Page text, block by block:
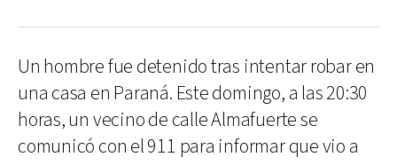
Un hombre fue detenido tras intentar robar en
una casa en Paraná. Este domingo, a las 20:30
horas, un vecino de calle Almafuerte se
comunicó con el 911 para informar que vio a